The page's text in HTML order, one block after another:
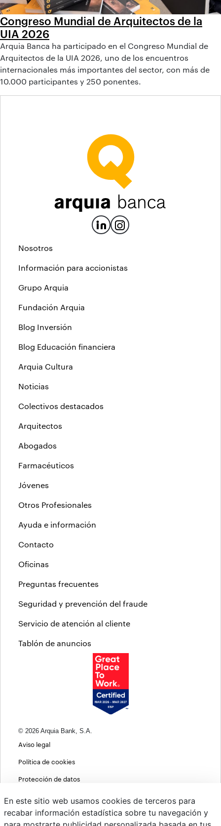
Congreso Mundial de Arquitectos de la
UIA 2026
Arquia Banca ha participado en el Congreso Mundial de
Arquitectos de la UIA 2026, uno de los encuentros
internacionales más importantes del sector, con más de
10.000 participantes y 250 ponentes.
Nosotros
Información para accionistas
Grupo Arquia
Fundación Arquia
Blog Inversión
Blog Educación financiera
Arquia Cultura
Noticias
Colectivos destacados
Arquitectos
Abogados
Farmacéuticos
Jóvenes
Otros Profesionales
Ayuda e información
Contacto
Oficinas
Preguntas frecuentes
Seguridad y prevención del fraude
Servicio de atención al cliente
Tablón de anuncios
© 2026 Arquia Bank, S.A.
Aviso legal
Política de cookies
Protección de datos
Política de privacidad web
MIFID
En este sitio web usamos cookies de terceros para
recabar información estadística sobre tu navegación y